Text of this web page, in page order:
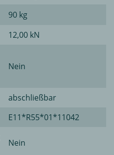
90 kg
12,00 kN
Nein
abschließbar
E11*R55*01*11042
Nein